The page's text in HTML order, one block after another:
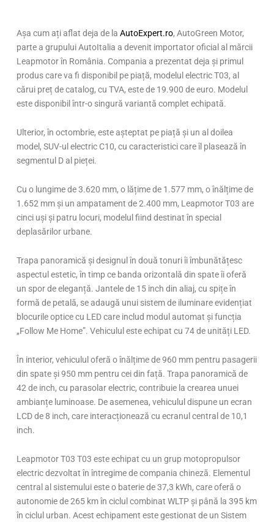
Așa cum ați aflat deja de laAutoExpert.ro, AutoGreen Motor,
parte a grupului AutoItalia a devenit importator oficial al mărcii
Leapmotor în România. Compania a prezentat deja și primul
produs care va fi disponibil pe piață, modelul electric T03, al
cărui preț de catalog, cu TVA, este de 19.900 de euro. Modelul
este disponibil într-o singură variantă complet echipată.
Ulterior, în octombrie, este așteptat pe piață și un al doilea
model, SUV-ul electric C10, cu caracteristici care îl plasează în
segmentul D al pieței.
Cu o lungime de 3.620 mm, o lățime de 1.577 mm, o înălțime de
1.652 mm și un ampatament de 2.400 mm, Leapmotor T03 are
cinci uși și patru locuri, modelul fiind destinat în special
deplasărilor urbane.
Trapa panoramică și designul în două tonuri îi îmbunătățesc
aspectul estetic, în timp ce banda orizontală din spate îi oferă
un spor de eleganță. Jantele de 15 inch din aliaj, cu spițe în
formă de petală, se adaugă unui sistem de iluminare evidențiat
blocurile optice cu LED care includ modul automat și funcția
„Follow Me Home”. Vehiculul este echipat cu 74 de unități LED.
În interior, vehiculul oferă o înălțime de 960 mm pentru pasagerii
din spate și 950 mm pentru cei din față. Trapa panoramică de
42 de inch, cu parasolar electric, contribuie la crearea unuei
ambianțe luminoase. De asemenea, vehiculul dispune un ecran
LCD de 8 inch, care interacționează cu ecranul central de 10,1
inch.
Leapmotor T03 T03 este echipat cu un grup motopropulsor
electric dezvoltat în întregime de compania chineză. Elementul
central al sistemului este o baterie de 37,3 kWh, care oferă o
autonomie de 265 km în ciclul combinat WLTP și până la 395 km
în ciclul urban. Acest echipament este gestionat de un Sistem